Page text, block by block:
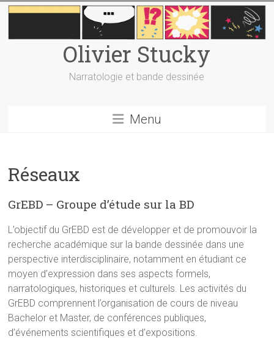
Skip
Olivier Stucky
Narratologie et bande dessinée
Menu
Réseaux
GrEBD – Groupe d’étude sur la BD
L’objectif du GrEBD est de développer et de promouvoir la
recherche académique sur la bande dessinée dans une
perspective interdisciplinaire, notamment en étudiant ce
moyen d’expression dans ses aspects formels,
narratologiques, historiques et culturels. Les activités du
GrEBD comprennent l’organisation de cours de niveau
Bachelor et Master, de conférences publiques,
d’événements scientifiques et d’expositions.